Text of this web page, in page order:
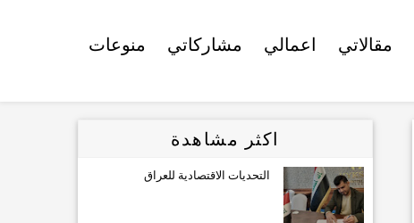
مقالاتي اعمالي مشاركاتي منوعات
اكثر مشاهدة
التحديات الاقتصادية للعراق